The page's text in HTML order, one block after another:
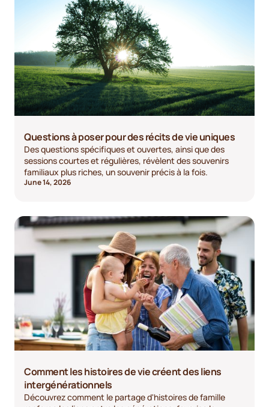
Questions à poser pour des récits de vie uniques
Des questions spécifiques et ouvertes, ainsi que des
sessions courtes et régulières, révèlent des souvenirs
familiaux plus riches, un souvenir précis à la fois.
June 14, 2026
Comment les histoires de vie créent des liens
intergénérationnels
Découvrez comment le partage d'histoires de famille